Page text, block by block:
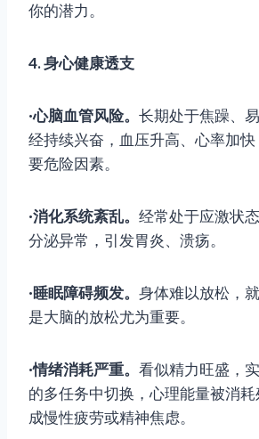
你的潜力。
4. 身心健康透支
·心脑血管风险。 长期处于焦躁、
经持续兴奋，血压升高、心率加
要危险因素。
·消化系统紊乱。 经常处于应激状
分泌异常，引发胃炎、溃疡。
·睡眠障碍频发。 身体难以放松，
是大脑的放松尤为重要。
·情绪消耗严重。 看似精力旺盛，
的多任务中切换，心理能量被消
成慢性疲劳或精神焦虑。